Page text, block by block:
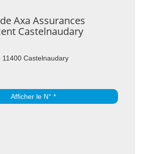
Axa Assurances
Castelnaudary
Castelnaudary
Afficher le N° *